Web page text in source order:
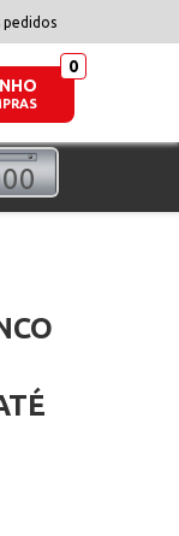
pedidos